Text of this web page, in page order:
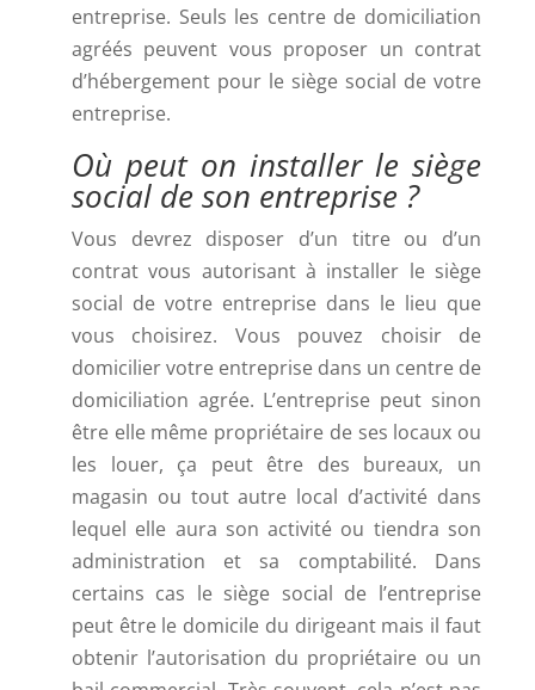
entreprise. Seuls les centre de domiciliation
agréés peuvent vous proposer un contrat
d’hébergement pour le siège social de votre
entreprise.
Où peut on installer le siège
social de son entreprise ?
Vous devrez disposer d’un titre ou d’un
contrat vous autorisant à installer le siège
social de votre entreprise dans le lieu que
vous choisirez. Vous pouvez choisir de
domicilier votre entreprise dans un centre de
domiciliation agrée. L’entreprise peut sinon
être elle même propriétaire de ses locaux ou
les louer, ça peut être des bureaux, un
magasin ou tout autre local d’activité dans
lequel elle aura son activité ou tiendra son
administration et sa comptabilité. Dans
certains cas le siège social de l’entreprise
peut être le domicile du dirigeant mais il faut
obtenir l’autorisation du propriétaire ou un